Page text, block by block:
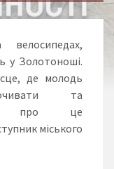
у Золотоноші.
де молодь
та
про це
міського